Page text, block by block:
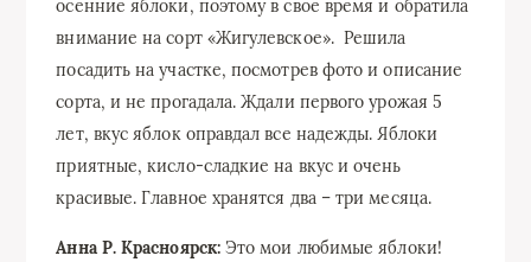
осенние яблоки, поэтому в свое время и обратила
внимание на сорт «Жигулевское». Решила
посадить на участке, посмотрев фото и описание
сорта, и не прогадала. Ждали первого урожая 5
лет, вкус яблок оправдал все надежды. Яблоки
приятные, кисло-сладкие на вкус и очень
красивые. Главное хранятся два – три месяца.
Анна Р. Красноярск:Это мои любимые яблоки!